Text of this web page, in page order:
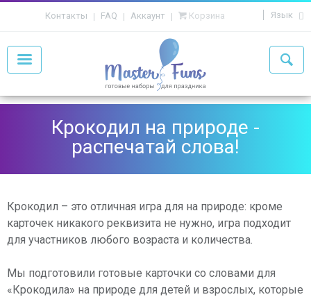
Контакты FAQ Аккаунт Корзина Язык
Крокодил на природе -
распечатай слова!
Крокодил – это отличная игра для на природе: кроме
карточек никакого реквизита не нужно, игра подходит
для участников любого возраста и количества.
Мы подготовили готовые карточки со словами для
«Крокодила» на природе для детей и взрослых, которые